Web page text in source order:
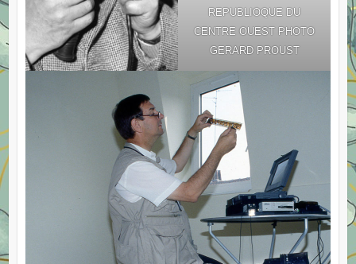
REPUBLIOQUE DU
CENTRE OUEST PHOTO
GERARD PROUST